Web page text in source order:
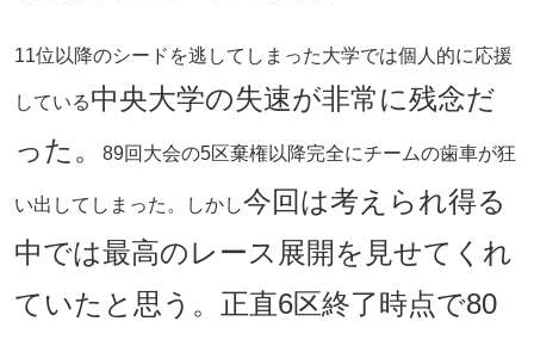
11位以降のシードを逃してしまった大学では個人的に応援
している中央大学の失速が非常に残念だ
った。
89回大会の5区棄権以降完全にチームの歯車が狂
い出してしまった。しかし今回は考えられ得る
中では最高のレース展開を見せてくれ
ていたと思う。正直6区終了時点で80